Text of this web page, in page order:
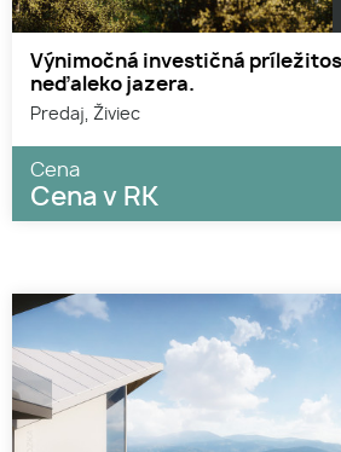
Výnimočná investičná
neďaleko jazera.
Predaj, Živiec
Cena
Cena v RK